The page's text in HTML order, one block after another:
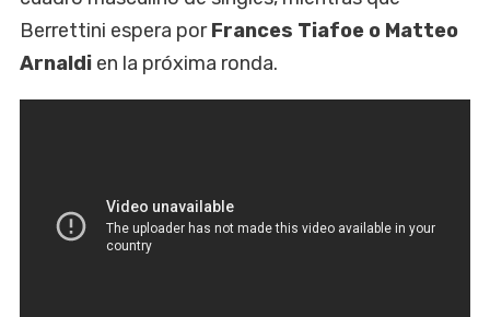
Berrettini espera porFrances Tiafoe o Matteo
Arnaldi en la próxima ronda.